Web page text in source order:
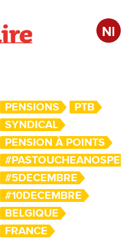
Nl
PENSIONS
PTB
SYNDICAL
PENSION À POINTS
#5DECEMBRE
#10DECEMBRE
BELGIQUE
FRANCE